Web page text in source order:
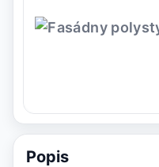
Popis